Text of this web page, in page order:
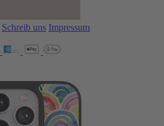
Schreib uns Impressum